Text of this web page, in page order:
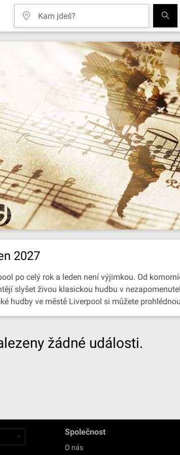
2027
po celý rok a leden není výjimkou. Od
slyšet živou klasickou hudbu v
hudby ve městě Liverpool si můžete
žádné události.
Společnost
O nás